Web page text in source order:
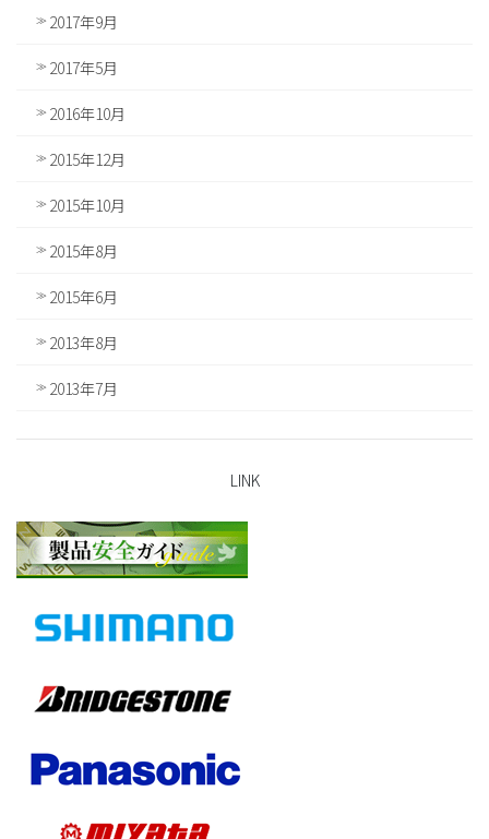
2017年9月
2017年5月
2016年10月
2015年12月
2015年10月
2015年8月
2015年6月
2013年8月
2013年7月
LINK